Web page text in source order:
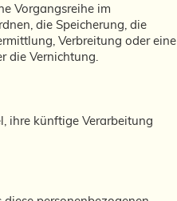
Vorgangsreihe im
die Speicherung, die
Verbreitung oder eine
die Vernichtung.
ihre künftige Verarbeitung